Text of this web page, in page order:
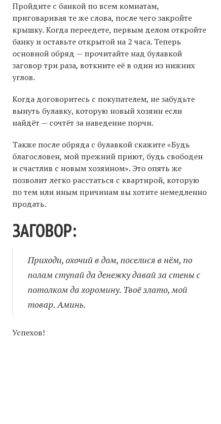
Пройдите с банкой по всем комнатам,
приговаривая те же слова, после чего закройте
крышку. Когда переедете, первым делом откройте
банку и оставьте открытой на 2 часа. Теперь
основной обряд — прочитайте над булавкой
заговор три раза, воткните её в один из нижних
углов.
Когда договоритесь с покупателем, не забудьте
вынуть булавку, которую новый хозяин если
найдёт — сочтёт за наведение порчи.
Также после обряда с булавкой скажите «Будь
благословен, мой прежний приют, будь свободен
и счастлив с новым хозяином». Это опять же
позволит легко расстаться с квартирой, которую
по тем или иным причинам вы хотите немедленно
продать.
ЗАГОВОР:
Приходи, охочий в дом, поселися в нём, по
полам ступай да денежку давай за стены с
потолком да хоромину. Твоё злато, мой
товар. Аминь.
Успехов!